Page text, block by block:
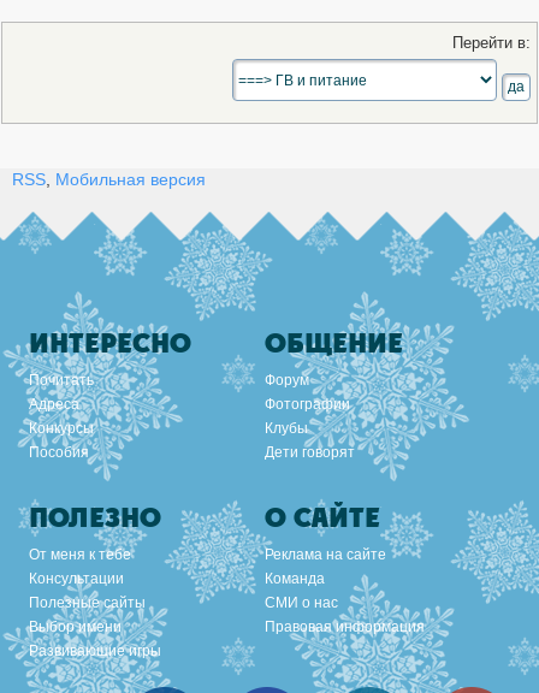
Перейти в:
RSS Мобильная версия
ИНТЕРЕСНО
Почитать
Адреса
Конкурсы
Пособия
ОБЩЕНИЕ
Форум
Фотографии
Клубы
Дети говорят
ПОЛЕЗНО
От меня к тебе
Консультации
Полезные сайты
Выбор имени
Развивающие игры
О САЙТЕ
Реклама на сайте
Команда
СМИ о нас
Правовая информация